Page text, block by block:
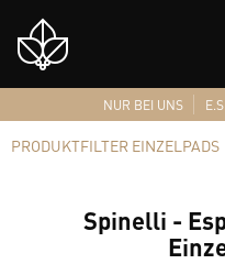
Shop
Logo
NUR BEI UNS
PRODUKTFILTER EINZELPADS
Spinelli -